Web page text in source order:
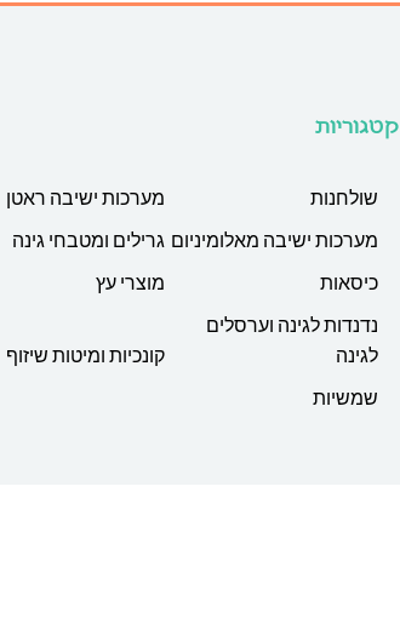
קטגוריות
שולחנות
מערכות ישיבה ראטן
מערכות ישיבה מאלומיניום גרילים ומטבחי גינה
כיסאות
מוצרי עץ
נדנדות לגינה וערסלים
לגינה
קונכיות ומיטות שיזוף
שמשיות